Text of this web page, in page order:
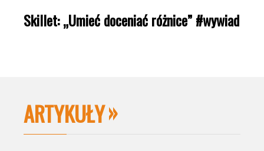
Skillet: „Umieć doceniać różnice” #wywiad
ARTYKUŁY